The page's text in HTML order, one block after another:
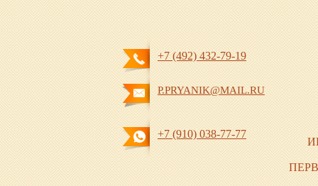
+7 (492) 432-79-19
P.PRYANIK@MAIL.RU
+7 (910) 038-77-77